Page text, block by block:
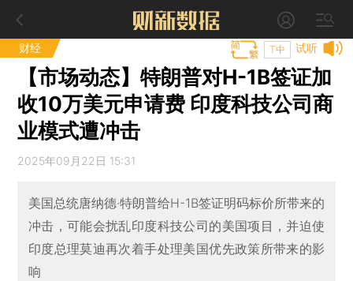
财经 试听
T中
【市场动态】特朗普对H-1B签证加
收10万美元申请费 印度科技公司商
业模式遭冲击
2025年09月22日 15:31
美国总统唐纳德·特朗普给H-1B签证明码标价所带来的
冲击，可能会扰乱印度科技公司的美国项目，并迫使
印度总理莫迪再次着手处理美国优先政策所带来的影
响